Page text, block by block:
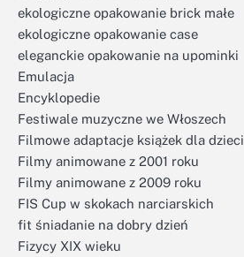
ekologiczne opakowanie brick małe
ekologiczne opakowanie case
eleganckie opakowanie na upominki
Emulacja
Encyklopedie
Festiwale muzyczne we Włoszech
Filmowe adaptacje książek dla dzieci
Filmy animowane z 2001 roku
Filmy animowane z 2009 roku
FIS Cup w skokach narciarskich
fit śniadanie na dobry dzień
Fizycy XIX wieku